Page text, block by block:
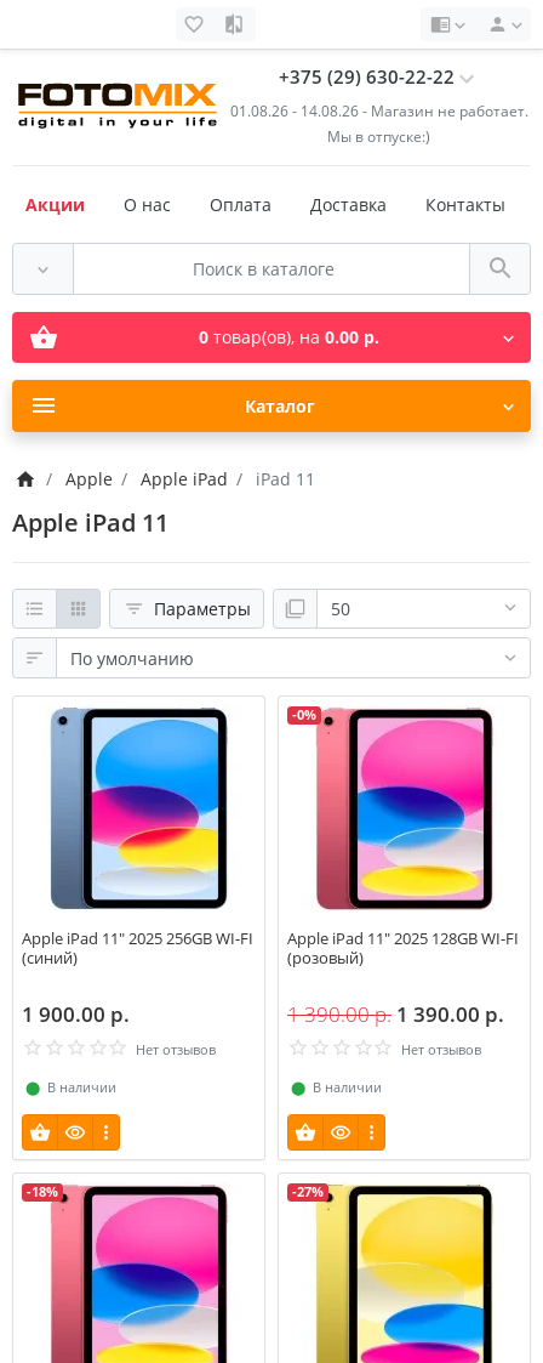
+375 (29) 630-22-22
01.08.26 - 14.08.26 - Магазин не работает.
Мы в отпуске:)
Акции О нас Оплата Доставка Контакты
0товар(ов), на 0.00 р.
Каталог
Apple Apple iPad iPad 11
Apple iPad 11
Параметры
Apple iPad 11" 2025 256GB WI-FI
(синий)
1 900.00 р.
Нет отзывов
⬤ В наличии
-0%
Apple iPad 11" 2025 128GB WI-FI
(розовый)
1 390.00 р. 1 390.00 р.
Нет отзывов
⬤ В наличии
-18% -27%